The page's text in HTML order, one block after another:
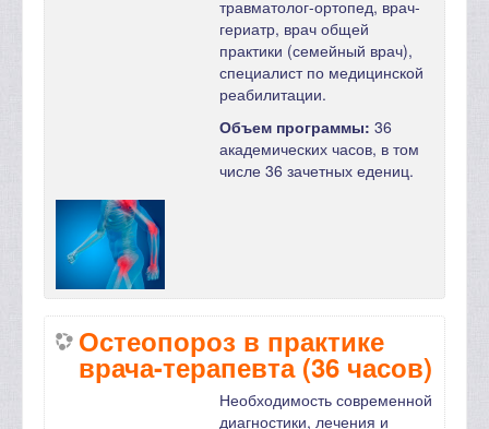
травматолог-ортопед, врач-
гериатр, врач общей
практики (семейный врач),
специалист по медицинской
реабилитации.
Объем программы:36
академических часов, в том
числе 36 зачетных едениц.
Остеопороз в практике
врача-терапевта (36 часов)
Необходимость современной
диагностики, лечения и